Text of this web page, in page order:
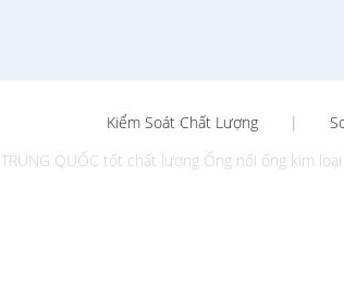
Kiểm Soát Chất Lượng |
TRUNG QUỐC tốt chất lượng Ống nối ống kim